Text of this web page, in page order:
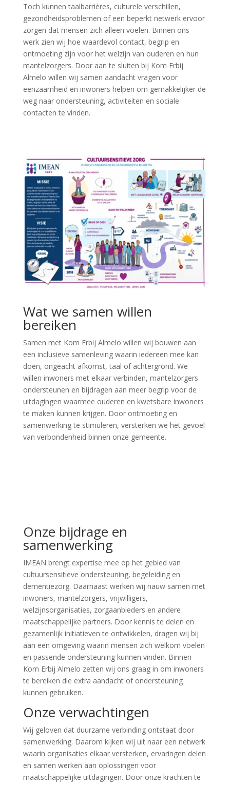
Toch kunnen taalbarrières, culturele verschillen,
gezondheidsproblemen of een beperkt netwerk ervoor
zorgen dat mensen zich alleen voelen. Binnen ons
werk zien wij hoe waardevol contact, begrip en
ontmoeting zijn voor het welzijn van ouderen en hun
mantelzorgers. Door aan te sluiten bij Kom Erbij
Almelo willen wij samen aandacht vragen voor
eenzaamheid en inwoners helpen om gemakkelijker de
weg naar ondersteuning, activiteiten en sociale
contacten te vinden.
Wat we samen willen
bereiken
Samen met Kom Erbij Almelo willen wij bouwen aan
een inclusieve samenleving waarin iedereen mee kan
doen, ongeacht afkomst, taal of achtergrond. We
willen inwoners met elkaar verbinden, mantelzorgers
ondersteunen en bijdragen aan meer begrip voor de
uitdagingen waarmee ouderen en kwetsbare inwoners
te maken kunnen krijgen. Door ontmoeting en
samenwerking te stimuleren, versterken we het gevoel
van verbondenheid binnen onze gemeente.
Onze bijdrage en
samenwerking
IMEAN brengt expertise mee op het gebied van
cultuursensitieve ondersteuning, begeleiding en
dementiezorg. Daarnaast werken wij nauw samen met
inwoners, mantelzorgers, vrijwilligers,
welzijnsorganisaties, zorgaanbieders en andere
maatschappelijke partners. Door kennis te delen en
gezamenlijk initiatieven te ontwikkelen, dragen wij bij
aan een omgeving waarin mensen zich welkom voelen
en passende ondersteuning kunnen vinden. Binnen
Kom Erbij Almelo zetten wij ons graag in om inwoners
te bereiken die extra aandacht of ondersteuning
kunnen gebruiken.
Onze verwachtingen
Wij geloven dat duurzame verbinding ontstaat door
samenwerking. Daarom kijken wij uit naar een netwerk
waarin organisaties elkaar versterken, ervaringen delen
en samen werken aan oplossingen voor
maatschappelijke uitdagingen. Door onze krachten te